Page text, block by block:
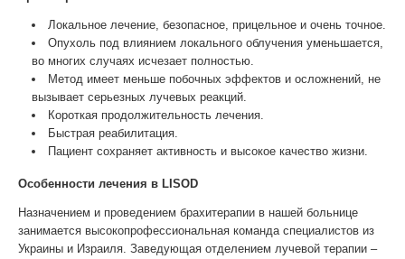
Локальное лечение, безопасное, прицельное и очень точное.
Опухоль под влиянием локального облучения уменьшается,
во многих случаях исчезает полностью.
Метод имеет меньше побочных эффектов и осложнений, не
вызывает серьезных лучевых реакций.
Короткая продолжительность лечения.
Быстрая реабилитация.
Пациент сохраняет активность и высокое качество жизни.
Особенности лечения в LISOD
Назначением и проведением брахитерапии в нашей больнице
занимается высокопрофессиональная команда специалистов из
Украины и Израиля. Заведующая отделением лучевой терапии –